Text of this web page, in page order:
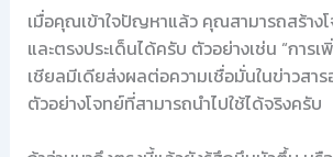
เมื่อคุณเข้าใจปัญหาแล้ว คุณสามารถสร้าง
และตรงประเด็นได้ครับ ตัวอย่างเช่น “การ
เชียลมีเดียส่งผลต่อความเชื่อมั่นในข่าวสาร
ตัวอย่างโจทย์ที่สามารถนำไปใช้ได้จริงครับ